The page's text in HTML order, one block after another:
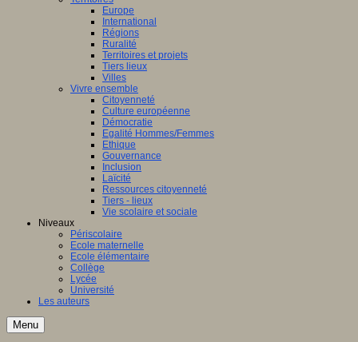
Europe
International
Régions
Ruralité
Territoires et projets
Tiers lieux
Villes
Vivre ensemble
Citoyenneté
Culture européenne
Démocratie
Egalité Hommes/Femmes
Ethique
Gouvernance
Inclusion
Laïcité
Ressources citoyenneté
Tiers - lieux
Vie scolaire et sociale
Niveaux
Périscolaire
Ecole maternelle
Ecole élémentaire
Collège
Lycée
Université
Les auteurs
Menu